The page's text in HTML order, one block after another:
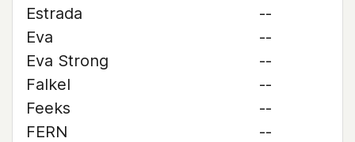
Estrada
--
Eva
--
Eva Strong
--
Falkel
--
Feeks
--
FERN
--